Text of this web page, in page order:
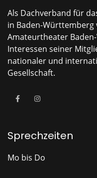
Als Dachverband für
in Baden-
Amateurtheater
Interessen seiner
nationaler und
Gesellschaft.
Sprechzeiten
Mo bis Do